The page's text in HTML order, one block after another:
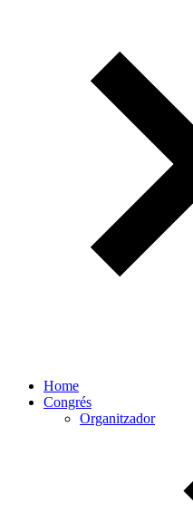
Home
Congrés
Organitzador